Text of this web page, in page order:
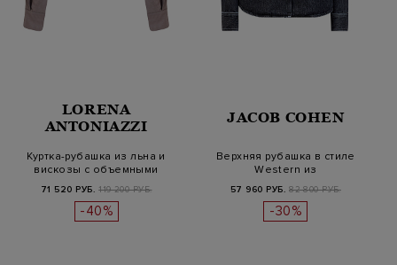
LORENA
ANTONIAZZI
Куртка-рубашка из льна и
вискозы с объемными
рукавами
71 520 РУБ. 119 200 РУБ.
-40%
JACOB COHEN
Верхняя рубашка в стиле
Western из
ароматизированного…
57 960 РУБ. 82 800 РУБ.
-30%